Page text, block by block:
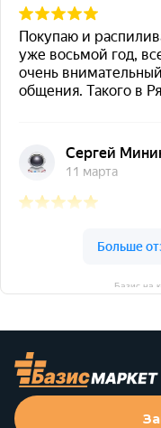
Базис на